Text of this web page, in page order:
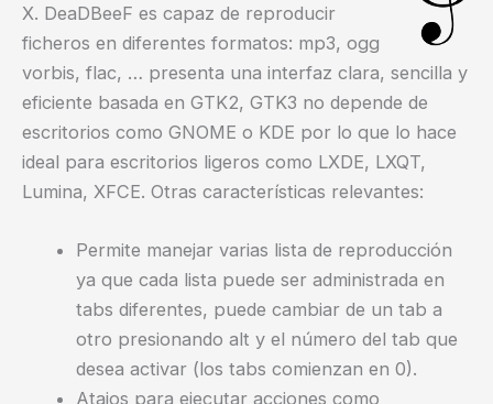
X. DeaDBeeF es capaz de reproducir
ficheros en diferentes formatos: mp3, ogg
vorbis, flac, … presenta una interfaz clara, sencilla y
eficiente basada en GTK2, GTK3 no depende de
escritorios como GNOME o KDE por lo que lo hace
ideal para escritorios ligeros como LXDE, LXQT,
Lumina, XFCE. Otras características relevantes:
Permite manejar varias lista de reproducción
ya que cada lista puede ser administrada en
tabs diferentes, puede cambiar de un tab a
otro presionando alt y el número del tab que
desea activar (los tabs comienzan en 0).
Atajos para ejecutar acciones como